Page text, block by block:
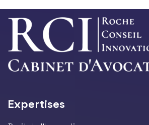
Expertises